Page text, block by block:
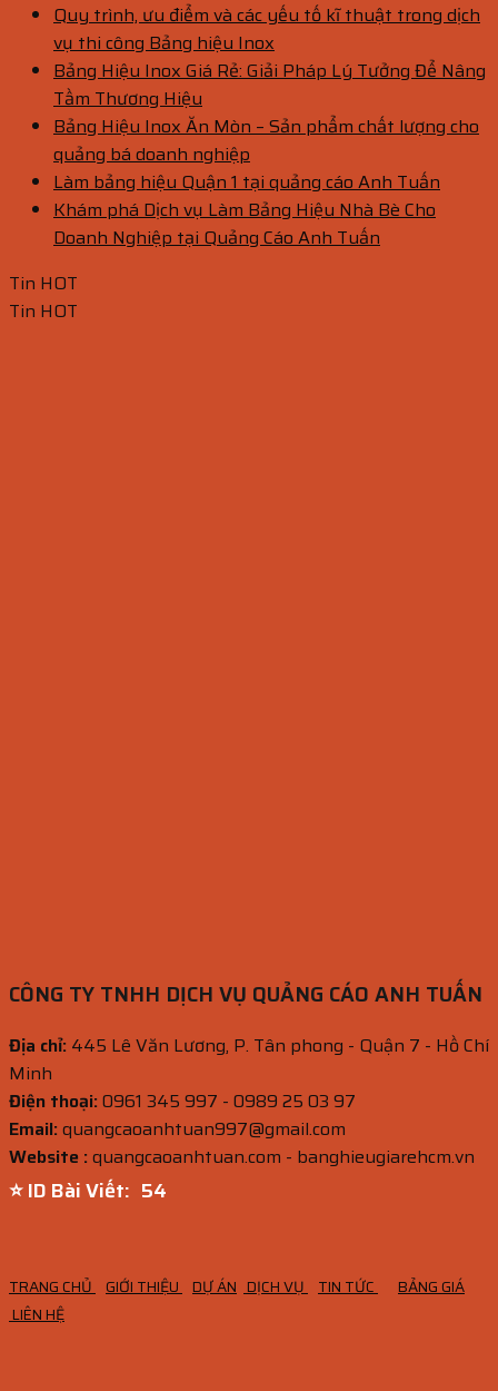
Quy trình, ưu điểm và các yếu tố kĩ thuật trong dịch
vụ thi công Bảng hiệu Inox
Bảng Hiệu Inox Giá Rẻ: Giải Pháp Lý Tưởng Để Nâng
Tầm Thương Hiệu
Bảng Hiệu Inox Ăn Mòn – Sản phẩm chất lượng cho
quảng bá doanh nghiệp
Làm bảng hiệu Quận 1 tại quảng cáo Anh Tuấn
Khám phá Dịch vụ Làm Bảng Hiệu Nhà Bè Cho
Doanh Nghiệp tại Quảng Cáo Anh Tuấn
Tin HOT
Tin HOT
CÔNG TY TNHH DỊCH VỤ QUẢNG CÁO ANH TUẤN
Địa chỉ: 445 Lê Văn Lương, P. Tân phong - Quận 7 - Hồ Chí
Minh
Điện thoại:0961 345 997 - 0989 25 03 97
Email:quangcaoanhtuan997@gmail.com
Website :quangcaoanhtuan.com - banghieugiarehcm.vn
⭐ ID Bài Viết: 53
TRANG CHỦ GIỚI THIỆU DỰ ÁN DỊCH VỤ TIN TỨC
BẢNG GIÁ
LIÊN HỆ